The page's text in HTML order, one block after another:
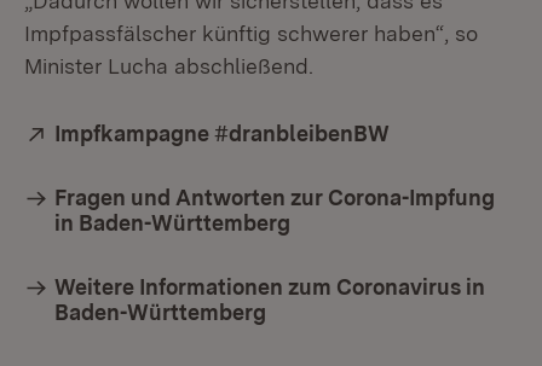
Impfpassfälscher künftig schwerer haben“, so
Minister Lucha abschließend.
Extern:
Impfkampagne #dranbleibenBW
Fragen und Antworten zur Corona-Impfung
in Baden-Württemberg
Weitere Informationen zum Coronavirus in
Baden-Württemberg